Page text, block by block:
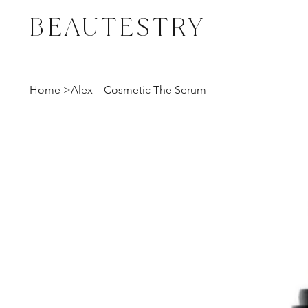
BEAUTESTRY
Home >Alex – Cosmetic The Serum